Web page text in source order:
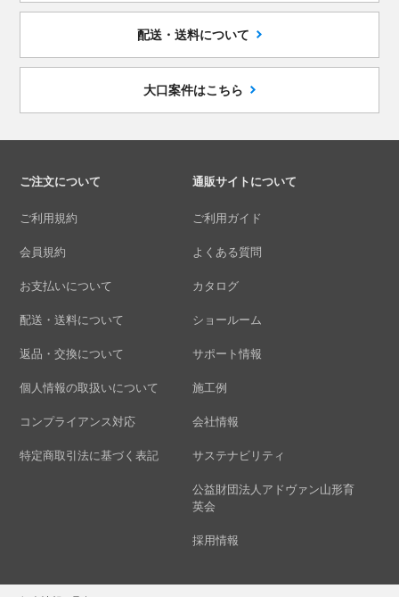
配送・送料について
大口案件はこちら
ご注文について
ご利用規約
会員規約
お支払いについて
配送・送料について
返品・交換について
個人情報の取扱いについて
コンプライアンス対応
特定商取引法に基づく表記
通販サイトについて
ご利用ガイド
よくある質問
カタログ
ショールーム
サポート情報
施工例
会社情報
サステナビリティ
公益財団法人アドヴァン山形育
英会
採用情報